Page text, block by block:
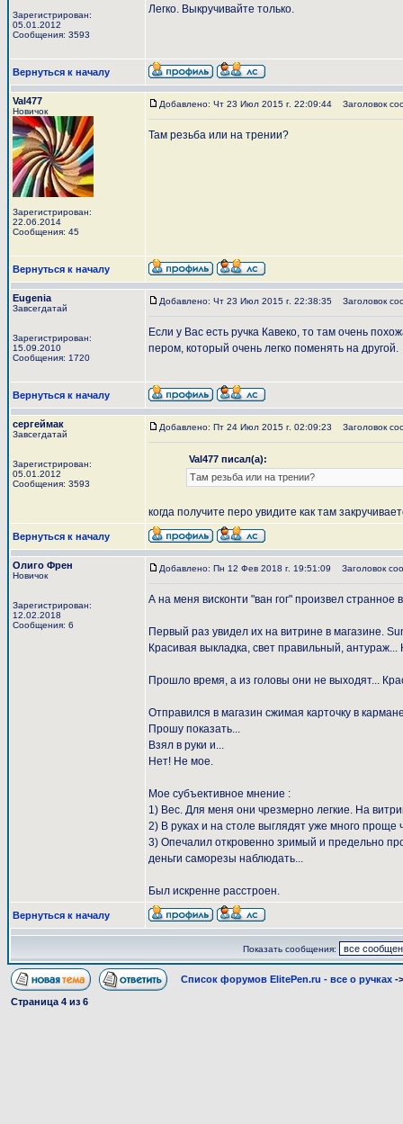
Зарегистрирован:
05.01.2012
Сообщения: 3593
Легко. Выкручивайте только.
Вернуться к началу
Val477
Новичок
Зарегистрирован:
22.06.2014
Сообщения: 45
Добавлено: Чт 23 Июл 2015 г. 22:09:44 Заголовок
Там резьба или на трении?
Вернуться к началу
Eugenia
Завсегдатай
Зарегистрирован:
15.09.2010
Сообщения: 1720
Добавлено: Чт 23 Июл 2015 г. 22:38:35 Заголовок
Если у Вас есть ручка Кавеко, то там очень
пером, который очень легко поменять на другой.
Вернуться к началу
сергеймак
Завсегдатай
Зарегистрирован:
05.01.2012
Сообщения: 3593
Добавлено: Пт 24 Июл 2015 г. 02:09:23 Заголовок
Val477 писал(а):
Там резьба или на трении?
когда получите перо увидите как там
Вернуться к началу
Олиго Френ
Новичок
Зарегистрирован:
12.02.2018
Сообщения: 6
Добавлено: Пн 12 Фев 2018 г. 19:51:09 Заголовок
А на меня висконти "ван гог" произвел странное
Первый раз увидел их на витрине в магазине.
Красивая выкладка, свет правильный, антураж...
Прошло время, а из головы они не выходят...
Отправился в магазин сжимая карточку в
Прошу показать...
Взял в руки и...
Нет! Не мое.
Мое субъективное мнение :
1) Вес. Для меня они чрезмерно легкие. На
2) В руках и на столе выглядят уже много
3) Опечалил откровенно зримый и предельно
деньги саморезы наблюдать...
Был искренне расстроен.
Вернуться к началу
Показать сообщения:
Список форумов ElitePen.ru - все о ручках -
Страница 4 из 6